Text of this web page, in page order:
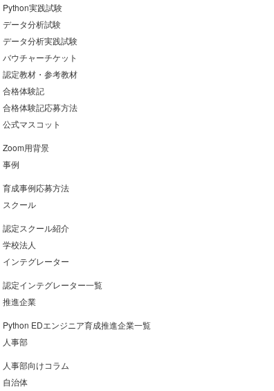
Python実践試験
データ分析試験
データ分析実践試験
バウチャーチケット
認定教材・参考教材
合格体験記
合格体験記応募方法
公式マスコット
Zoom用背景
事例
育成事例応募方法
スクール
認定スクール紹介
学校法人
インテグレーター
認定インテグレーター一覧
推進企業
Python EDエンジニア育成推進企業一覧
人事部
人事部向けコラム
自治体